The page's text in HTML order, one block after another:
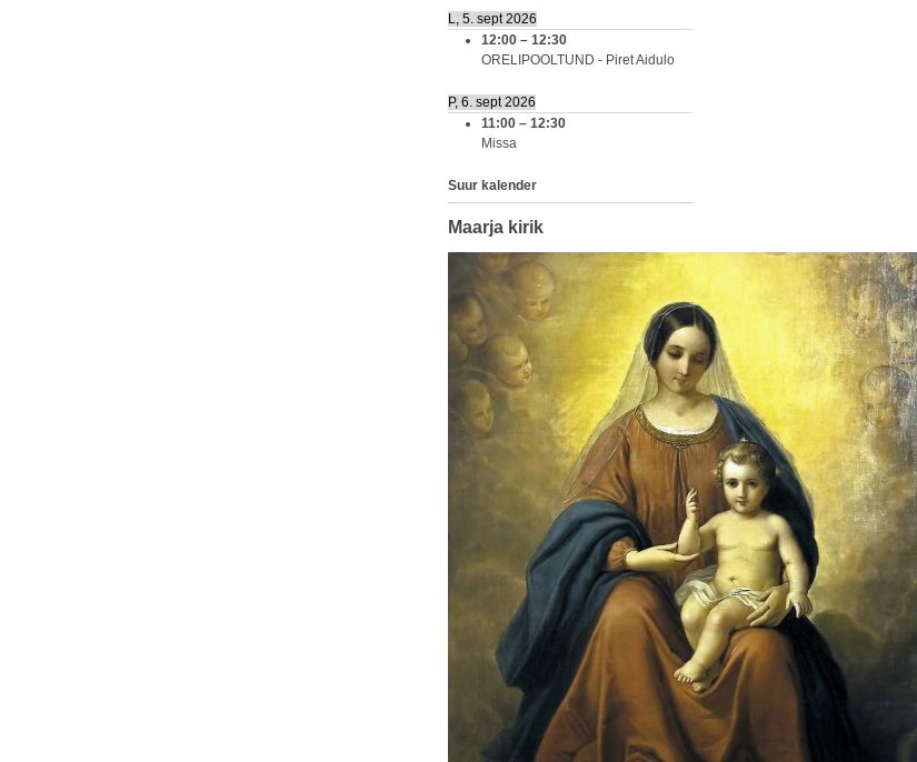
L, 5. sept 2026
12:00 – 12:30
ORELIPOOLTUND - Piret Aidulo
P, 6. sept 2026
11:00 – 12:30
Missa
Suur kalender
Maarja kirik